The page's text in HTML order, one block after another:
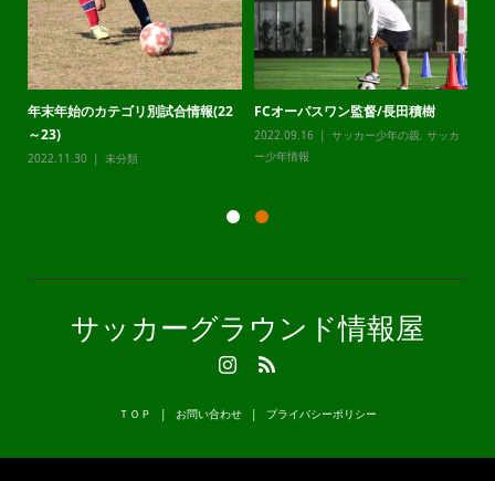
年末年始のカテゴリ別試合情報(22
～23)
2022.11.30 未分類
FCオーパスワン監督/長田積樹
2022.09.16 サッカー少年の親, サッカ
ー少年情報
サッカーグラウンド情報屋
ＴＯＰ お問い合わせ プライバシーポリシー